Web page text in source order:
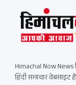
Himachal Now
हिंदी समाचार वेबसाइट